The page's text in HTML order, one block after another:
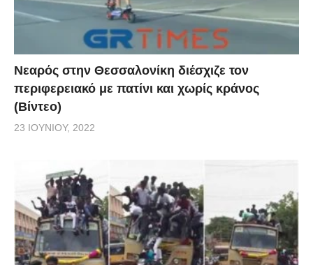
Νεαρός στην Θεσσαλονίκη διέσχιζε τον
περιφερειακό με πατίνι και χωρίς κράνος
(Βίντεο)
23 ΙΟΥΝΊΟΥ, 2022